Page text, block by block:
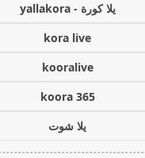
يلا كورة - yallakora
kora live
kooralive
koora 365
يلا شوت